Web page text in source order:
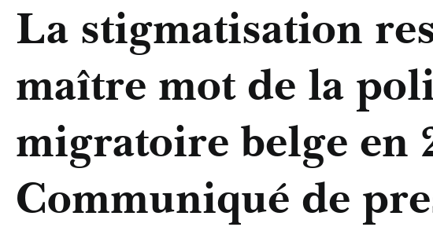
La stigmatisation
maître mot de la
migratoire belge en
Communiqué de